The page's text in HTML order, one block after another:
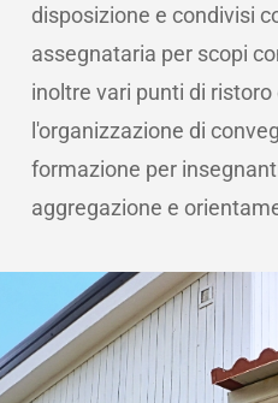
disposizione e condivisi
assegnataria per scopi
inoltre vari punti di
l'organizzazione di
formazione per
aggregazione e